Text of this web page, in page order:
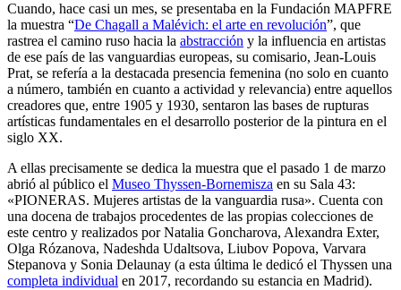
Cuando, hace casi un mes, se presentaba en la Fundación MAPFRE
la muestra “De Chagall a Malévich: el arte en revolución”, que
rastrea el camino ruso hacia la abstracción y la influencia en artistas
de ese país de las vanguardias europeas, su comisario, Jean-Louis
Prat, se refería a la destacada presencia femenina (no solo en cuanto
a número, también en cuanto a actividad y relevancia) entre aquellos
creadores que, entre 1905 y 1930, sentaron las bases de rupturas
artísticas fundamentales en el desarrollo posterior de la pintura en el
siglo XX.
A ellas precisamente se dedica la muestra que el pasado 1 de marzo
abrió al público el Museo Thyssen-Bornemisza en su Sala 43:
«PIONERAS. Mujeres artistas de la vanguardia rusa». Cuenta con
una docena de trabajos procedentes de las propias colecciones de
este centro y realizados por Natalia Goncharova, Alexandra Exter,
Olga Rózanova, Nadeshda Udaltsova, Liubov Popova, Varvara
Stepanova y Sonia Delaunay (a esta última le dedicó el Thyssen una
completa individual en 2017, recordando su estancia en Madrid).